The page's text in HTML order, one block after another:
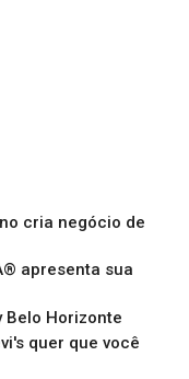
cria negócio de
apresenta sua
Belo Horizonte
quer que você